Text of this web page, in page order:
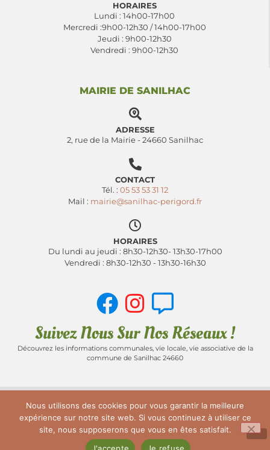
HORAIRES
Lundi : 14h00-17h00
Mercredi :9h00-12h30 / 14h00-17h00
Jeudi : 9h00-12h30
Vendredi : 9h00-12h30
MAIRIE DE SANILHAC
ADRESSE
2, rue de la Mairie - 24660 Sanilhac
CONTACT
Tél. : 05 53 53 31 12
Mail : mairie@sanilhac-perigord.fr
HORAIRES
Du lundi au jeudi : 8h30-12h30- 13h30-17h00
Vendredi : 8h30-12h30 - 13h30-16h30
Suivez Nous Sur Nos Réseaux !
Découvrez les informations communales, vie locale, vie associative de la
commune de Sanilhac 24660
PLAN DU SITE MENTIONS LÉGALES
POLITIQUE DE CONFIDENTIALITÉ
Nous utilisons des cookies pour vous garantir la meilleure
expérience sur notre site web. Si vous continuez à utiliser ce
site, nous supposerons que vous en êtes satisfait.
J'accepte
Je refuse